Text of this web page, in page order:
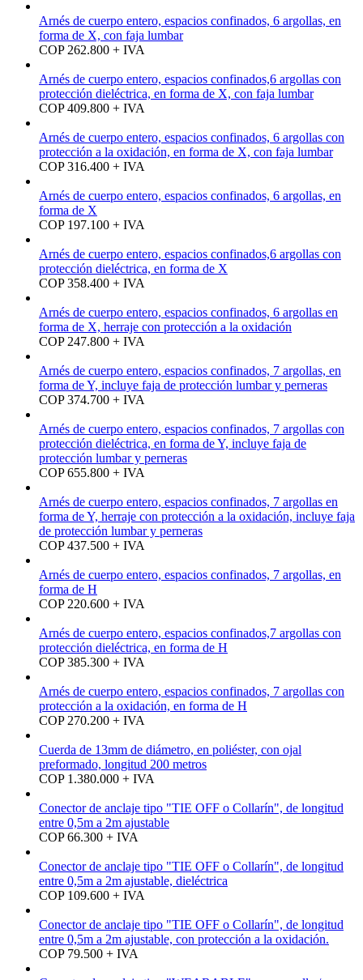
Arnés de cuerpo entero, espacios confinados, 6 argollas, en
forma de X, con faja lumbar
COP 262.800 + IVA
Arnés de cuerpo entero, espacios confinados,6 argollas con
protección dieléctrica, en forma de X, con faja lumbar
COP 409.800 + IVA
Arnés de cuerpo entero, espacios confinados, 6 argollas con
protección a la oxidación, en forma de X, con faja lumbar
COP 316.400 + IVA
Arnés de cuerpo entero, espacios confinados, 6 argollas, en
forma de X
COP 197.100 + IVA
Arnés de cuerpo entero, espacios confinados,6 argollas con
protección dieléctrica, en forma de X
COP 358.400 + IVA
Arnés de cuerpo entero, espacios confinados, 6 argollas en
forma de X, herraje con protección a la oxidación
COP 247.800 + IVA
Arnés de cuerpo entero, espacios confinados, 7 argollas, en
forma de Y, incluye faja de protección lumbar y perneras
COP 374.700 + IVA
Arnés de cuerpo entero, espacios confinados, 7 argollas con
protección dieléctrica, en forma de Y, incluye faja de
protección lumbar y perneras
COP 655.800 + IVA
Arnés de cuerpo entero, espacios confinados, 7 argollas en
forma de Y, herraje con protección a la oxidación, incluye faja
de protección lumbar y perneras
COP 437.500 + IVA
Arnés de cuerpo entero, espacios confinados, 7 argollas, en
forma de H
COP 220.600 + IVA
Arnés de cuerpo entero, espacios confinados,7 argollas con
protección dieléctrica, en forma de H
COP 385.300 + IVA
Arnés de cuerpo entero, espacios confinados, 7 argollas con
protección a la oxidación, en forma de H
COP 270.200 + IVA
Cuerda de 13mm de diámetro, en poliéster, con ojal
preformado, longitud 200 metros
COP 1.380.000 + IVA
Conector de anclaje tipo "TIE OFF o Collarín", de longitud
entre 0,5m a 2m ajustable
COP 66.300 + IVA
Conector de anclaje tipo "TIE OFF o Collarín", de longitud
entre 0,5m a 2m ajustable, dieléctrica
COP 109.600 + IVA
Conector de anclaje tipo "TIE OFF o Collarín", de longitud
entre 0,5m a 2m ajustable, con protección a la oxidación.
COP 79.500 + IVA